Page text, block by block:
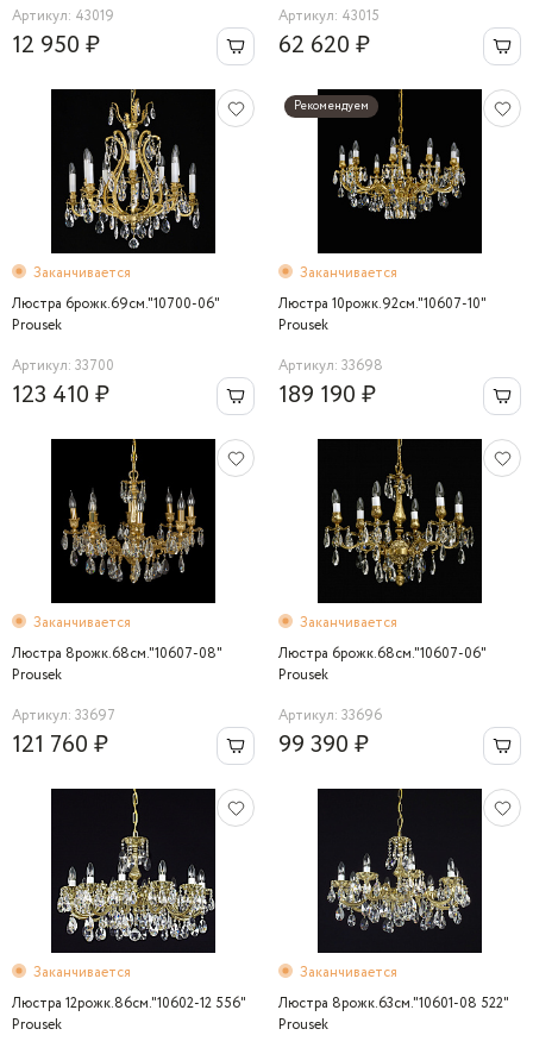
Артикул: 43019
12 950 ₽
Артикул: 43015
62 620 ₽
Заканчивается
Люстра 6рожк.69см."10700-06"
Prousek
Артикул: 33700
123 410 ₽
Рекомендуем
Заканчивается
Люстра 10рожк.92см."10607-10"
Prousek
Артикул: 33698
189 190 ₽
Заканчивается
Люстра 8рожк.68см."10607-08"
Prousek
Артикул: 33697
121 760 ₽
Заканчивается
Люстра 6рожк.68см."10607-06"
Prousek
Артикул: 33696
99 390 ₽
Заканчивается
Люстра 12рожк.86см."10602-12 556"
Prousek
Заканчивается
Люстра 8рожк.63см."10601-08 522"
Prousek